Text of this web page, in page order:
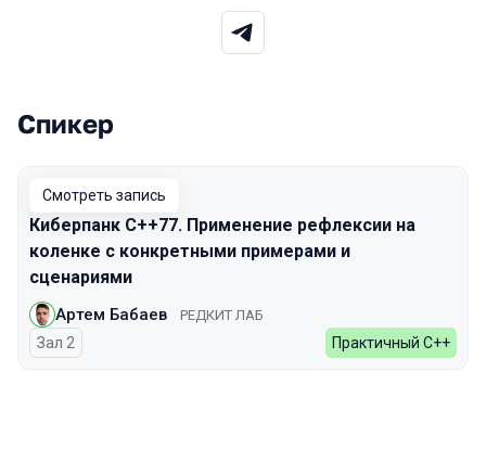
Выступления в сезоне 2026
Спикер
Смотреть запись
Киберпанк C++77. Применение рефлексии на
коленке с конкретными примерами и
сценариями
Артем Бабаев РЕДКИТ ЛАБ
Зал 2 Практичный С++